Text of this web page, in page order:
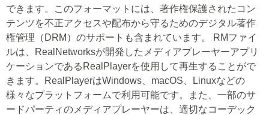
できます。このフォーマットには、著作権保護されたコン
テンツを不正アクセスや配布から守るためのデジタル著作
権管理（DRM）のサポートも含まれています。 RMファイ
ルは、RealNetworksが開発したメディアプレーヤーアプリ
ケーションであるRealPlayerを使用して再生することがで
きます。RealPlayerはWindows、macOS、Linuxなどの
様々なプラットフォームで利用可能です。また、一部のサ
ードパーティのメディアプレーヤーは、適切なコーデック